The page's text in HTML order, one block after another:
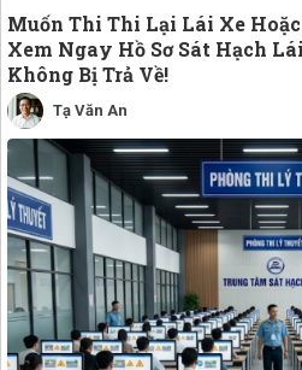
Muốn Thi Thi Lại Lái Xe
Xem Ngay Hồ Sơ Sát Hạch
Không Bị Trả Về!
Tạ Văn An